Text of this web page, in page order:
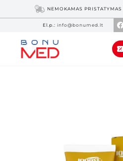
NEMOKAMAS
El.p.: info@bonumed.lt